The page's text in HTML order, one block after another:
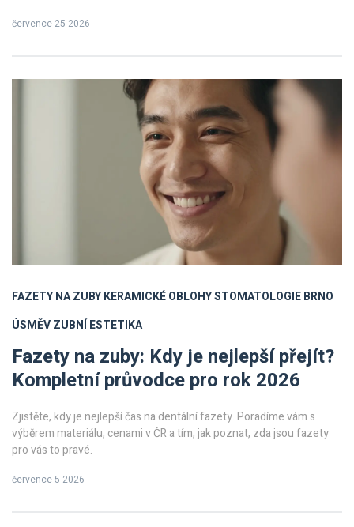
července 25 2026
FAZETY NA ZUBYKERAMICKÉ OBLOHYSTOMATOLOGIE BRNO
ÚSMĚVZUBNÍ ESTETIKA
Fazety na zuby: Kdy je nejlepší přejít?
Kompletní průvodce pro rok 2026
Zjistěte, kdy je nejlepší čas na dentální fazety. Poradíme vám s
výběrem materiálu, cenami v ČR a tím, jak poznat, zda jsou fazety
pro vás to pravé.
července 5 2026